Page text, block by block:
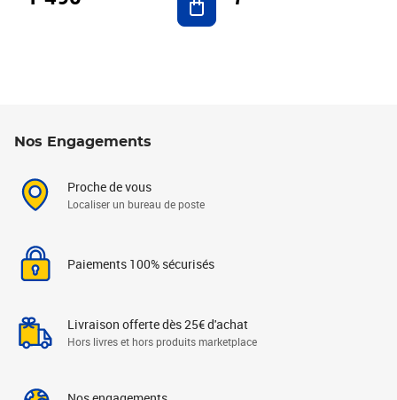
Nos Engagements
Proche de vous
Localiser un bureau de poste
Paiements 100% sécurisés
Livraison offerte dès 25€ d'achat
Hors livres et hors produits marketplace